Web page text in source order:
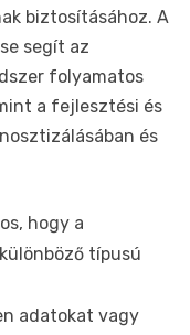
biztosításához. A
segít az
folyamatos
a fejlesztési és
és
hogy a
típusú
adatokat vagy